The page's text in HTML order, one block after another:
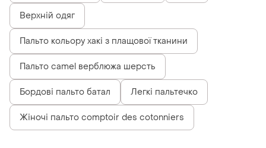
Верхній одяг
Пальто кольору хакі з плащової тканини
Пальто camel верблюжа шерсть
Бордові пальто батал Легкі пальтечко
Жіночі пальто comptoir des cotonniers